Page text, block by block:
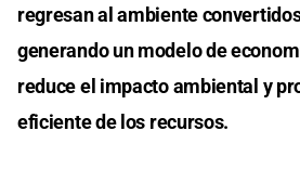
regresan al ambiente
generando un modelo de
reduce el impacto ambiental y
eficiente de los recursos.